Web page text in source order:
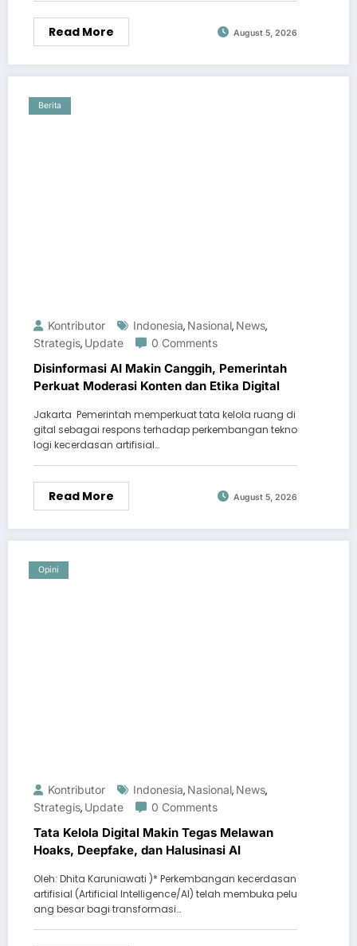
Read More August 5, 2026
Berita
Kontributor Indonesia, Nasional, News,
Strategis, Update 0 Comments
Disinformasi AI Makin Canggih, Pemerintah
Perkuat Moderasi Konten dan Etika Digital
Jakarta  Pemerintah memperkuat tata kelola ruang di
gital sebagai respons terhadap perkembangan tekno
logi kecerdasan artifisial…
Read More August 5, 2026
Opini
Kontributor Indonesia, Nasional, News,
Strategis, Update 0 Comments
Tata Kelola Digital Makin Tegas Melawan
Hoaks, Deepfake, dan Halusinasi AI
Oleh: Dhita Karuniawati )* Perkembangan kecerdasan
artifisial (Artificial Intelligence/AI) telah membuka pelu
ang besar bagi transformasi…